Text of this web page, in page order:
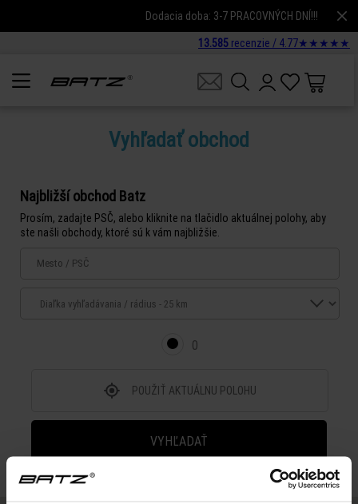
Dodacia doba: 3-7 PRACOVNÝCH DNÍ!!!
13.585 recenzie / 4.77★ ★ ★ ★ ★
Vyhľadať obchod
Najbližší obchod Batz
Prosím, zadajte PSČ, alebo kliknite na tlačidlo aktuálnej polohy, aby
ste našli obchody, ktoré sú k vám najbližšie.
0
POUŽIŤ AKTUÁLNU POLOHU
VYHĽADAŤ